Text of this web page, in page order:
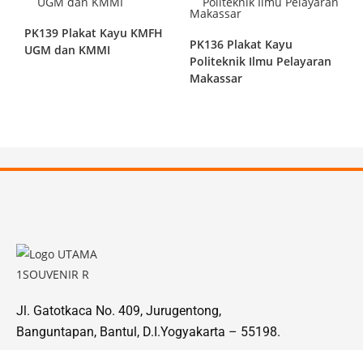
PK139 Plakat Kayu KMFH
UGM dan KMMI
PK136 Plakat Kayu
Politeknik Ilmu Pelayaran
Makassar
Jl. Gatotkaca No. 409, Jurugentong,
Banguntapan, Bantul, D.I.Yogyakarta – 55198.